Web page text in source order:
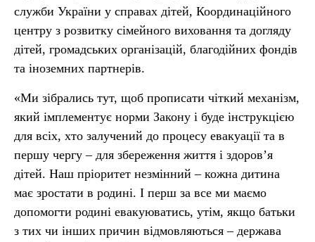
служби України у справах дітей, Координаційного
центру з розвитку сімейного виховання та догляду
дітей, громадських організацій, благодійних фондів
та іноземних партнерів.
«Ми зібрались тут, щоб прописати чіткий механізм,
який імплементує норми Закону і буде інструкцією
для всіх, хто залучений до процесу евакуації та в
першу чергу – для збереження життя і здоров’я
дітей. Наш пріоритет незмінний – кожна дитина
має зростати в родині. І перш за все ми маємо
допомогти родині евакуюватись, утім, якщо батьки
з тих чи інших причин відмовляються – держава